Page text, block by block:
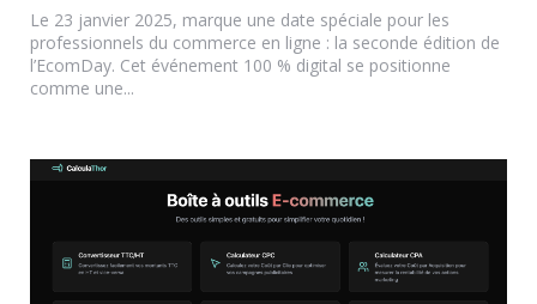
Le 23 janvier 2025, marque une date spéciale pour les
professionnels du commerce en ligne : la seconde édition de
l’EcomDay. Cet événement 100 % digital se positionne
comme une...